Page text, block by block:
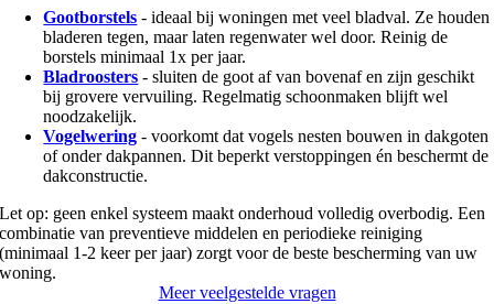
Gootborstels - ideaal bij woningen met veel bladval. Ze houden
bladeren tegen, maar laten regenwater wel door. Reinig de
borstels minimaal 1x per jaar.
Bladroosters - sluiten de goot af van bovenaf en zijn geschikt
bij grovere vervuiling. Regelmatig schoonmaken blijft wel
noodzakelijk.
Vogelwering - voorkomt dat vogels nesten bouwen in dakgoten
of onder dakpannen. Dit beperkt verstoppingen én beschermt de
dakconstructie.
Let op: geen enkel systeem maakt onderhoud volledig overbodig. Een
combinatie van preventieve middelen en periodieke reiniging
(minimaal 1-2 keer per jaar) zorgt voor de beste bescherming van uw
woning.
Meer veelgestelde vragen